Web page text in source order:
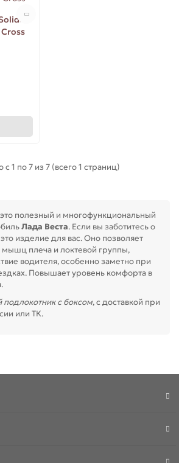
с 1 по 7 из 7 (всего 1 страниц)
полезный и многофункциональный
Лада Веста. Если вы заботитесь о
изделие для вас. Оно позволяет
мышц плеча и локтевой группы,
водителя, особенно заметно при
Повышает уровень комфорта в
подлокотник с боксом, с доставкой при
или ТК.